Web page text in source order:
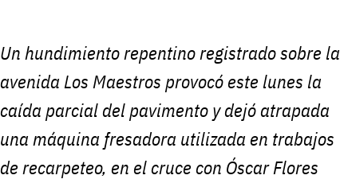
Un hundimiento repentino registrado sobre la
avenida Los Maestros provocó este lunes la
caída parcial del pavimento y dejó atrapada
una máquina fresadora utilizada en trabajos
de recarpeteo, en el cruce con Óscar Flores